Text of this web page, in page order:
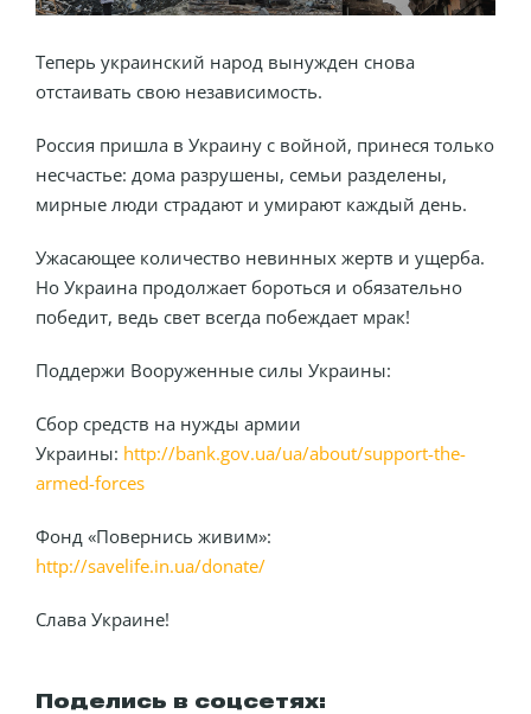
Теперь украинский народ вынужден снова
отстаивать свою независимость.
Россия пришла в Украину с войной, принеся только
несчастье: дома разрушены, семьи разделены,
мирные люди страдают и умирают каждый день.
Ужасающее количество невинных жертв и ущерба.
Но Украина продолжает бороться и обязательно
победит, ведь свет всегда побеждает мрак!
Поддержи Вооруженные силы Украины:
Сбор средств на нужды армии
Украины: http://bank.gov.ua/ua/about/support-the-
armed-forces
Фонд «Повернись живим»:
http://savelife.in.ua/donate/
Слава Украине!
Поделись в соцсетях: